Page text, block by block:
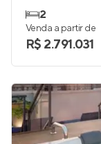
2
Venda a partir de
R$ 2.791.031